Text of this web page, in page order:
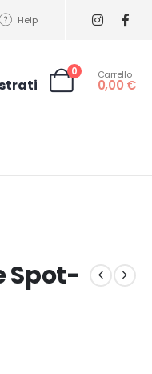
Help
0 Carrello
0,00 €
Spot-